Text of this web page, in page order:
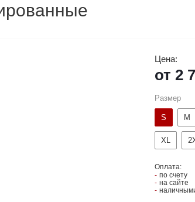
Цена:
от 2
Размер
S M
XL
Оплата:
по счету
на сайте